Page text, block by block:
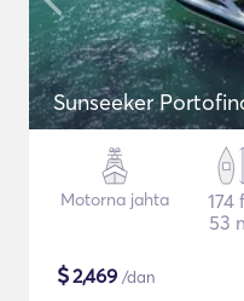
Sunseeker
Motorna jahta
174
53
$2,469 /dan